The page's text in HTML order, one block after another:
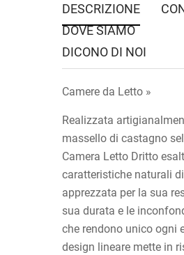
DESCRIZIONE
DOVE SIAMO
DICONO DI NOI
Camere da Letto »
Realizzata
massello di castagno
Camera Letto Dritto
caratteristiche naturali
apprezzata per la sua
sua durata e le
che rendono unico ogni
design lineare mette in